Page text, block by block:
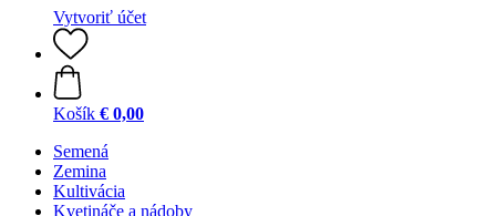
Vytvoriť účet
Košík € 0,00
Semená
Zemina
Kultivácia
Kvetináče a nádoby